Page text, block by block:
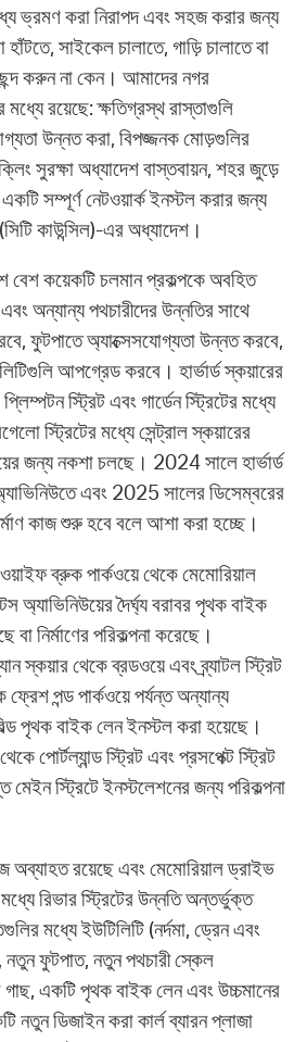
ভ্রমণ করা নিরাপদ এবং সহজ করার জন্য
সাইকেল চালাতে, গাড়ি চালাতে বা
করুন না কেন। আমাদের নগর
রয়েছে: ক্ষতিগ্রস্থ রাস্তাগুলি
উন্নত করা, বিপজ্জনক মোড়গুলির
সুরক্ষা অধ্যাদেশ বাস্তবায়ন, শহর জুড়ে
সম্পূর্ণ নেটওয়ার্ক ইনস্টল করার জন্য
কাউন্সিল)-এর অধ্যাদেশ।
বেশ কয়েকটি চলমান প্রকল্পকে অবহিত
অন্যান্য পথচারীদের উন্নতির সাথে
ফুটপাতে অ্যাক্সেসযোগ্যতা উন্নত করবে,
আপগ্রেড করবে। হার্ভার্ড স্কয়ারের
স্ট্রিট এবং গার্ডেন স্ট্রিটের মধ্যে
স্ট্রিটের মধ্যে সেন্ট্রাল স্কয়ারের
জন্য নকশা চলছে। 2024 সালে হার্ভার্ড
এবং 2025 সালের ডিসেম্বরের
কাজ শুরু হবে বলে আশা করা হচ্ছে।
ব্রুক পার্কওয়ে থেকে মেমোরিয়াল
অ্যাভিনিউয়ের দৈর্ঘ্য বরাবর পৃথক বাইক
নির্মাণের পরিকল্পনা করেছে।
স্কয়ার থেকে ব্রডওয়ে এবং ব্র্যাটল স্ট্রিট
ফ্রেশ পন্ড পার্কওয়ে পর্যন্ত অন্যান্য
পৃথক বাইক লেন ইনস্টল করা হয়েছে।
পোর্টল্যান্ড স্ট্রিট এবং প্রসপেক্ট স্ট্রিট
মেইন স্ট্রিটে ইনস্টলেশনের জন্য পরিকল্পনা
অব্যাহত রয়েছে এবং মেমোরিয়াল ড্রাইভ
রিভার স্ট্রিটের উন্নতি অন্তর্ভুক্ত
মধ্যে ইউটিলিটি (নর্দমা, ড্রেন এবং
নতুন ফুটপাত, নতুন পথচারী স্কেল
গাছ, একটি পৃথক বাইক লেন এবং উচ্চমানের
নতুন ডিজাইন করা কার্ল ব্যারন প্লাজা